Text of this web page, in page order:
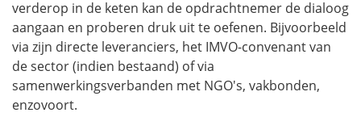
verderop in de keten kan de opdrachtnemer de dialoog
aangaan en proberen druk uit te oefenen. Bijvoorbeeld
via zijn directe leveranciers, het IMVO-convenant van
de sector (indien bestaand) of via
samenwerkingsverbanden met NGO's, vakbonden,
enzovoort.